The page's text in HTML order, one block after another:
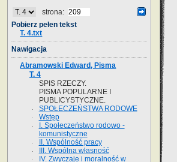
strona:
Pobierz pełen tekst
T. 4.txt
Nawigacja
Abramowski Edward, Pisma
T. 4
SPIS RZECZY.
PISMA POPULARNE I
PUBLICYSTYCZNE.
SPOŁECZEŃSTWA RODOWE
Wstęp
I. Społeczeństwo rodowo -
komunistyczne
II. Wspólność pracy
III. Wspólna własność
IV. Zwyczaje i moralność w